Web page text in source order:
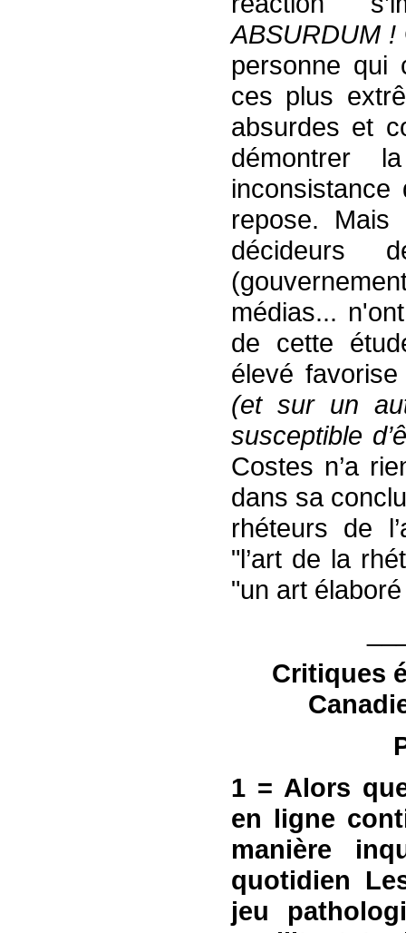
ABSURDUM !
personne qui
ces plus
absurdes et
démontrer
repose.
décideurs
médias...
de cette
élevé
(et sur un
susceptible
Costes n’a
dans sa
rhéteurs de
"l’art de la
"un art
Critiques
1 = Alors
en ligne
manière
quotidien
jeu